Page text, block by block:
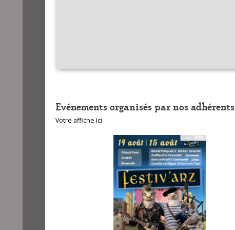
Evénements organisés par nos adhérents
Votre affiche ici